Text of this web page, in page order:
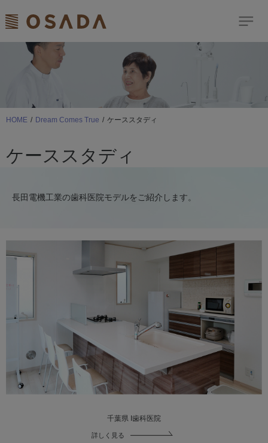
Dream Comes True
歯科商品のご案内
イベント
OSADAグループサイト
獣医科サイト
ZOOM UP
HOME Dream Comes True ケーススタディ
ケーススタディ
長田電機工業の歯科医院モデルをご紹介します。
千葉県 I歯科医院
詳しく見る